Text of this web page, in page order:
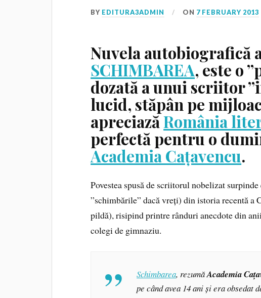
BY EDITURA3ADMIN ON 7 FEBRUARY 2013
Nuvela autobiografică
SCHIMBAREA, este o
dozată a unui scriitor
lucid, stăpân pe
apreciazăRomânia
perfectă pentru o
Academia Cațavencu.
Povestea spusă de scriitorul nobelizat
”schimbările” dacă vreți) din istoria recentă
pildă), risipind printre rânduri anecdote din
colegi de gimnaziu.
Schimbarea, rezumăAcademia
pe când avea 14 ani și era obsedat